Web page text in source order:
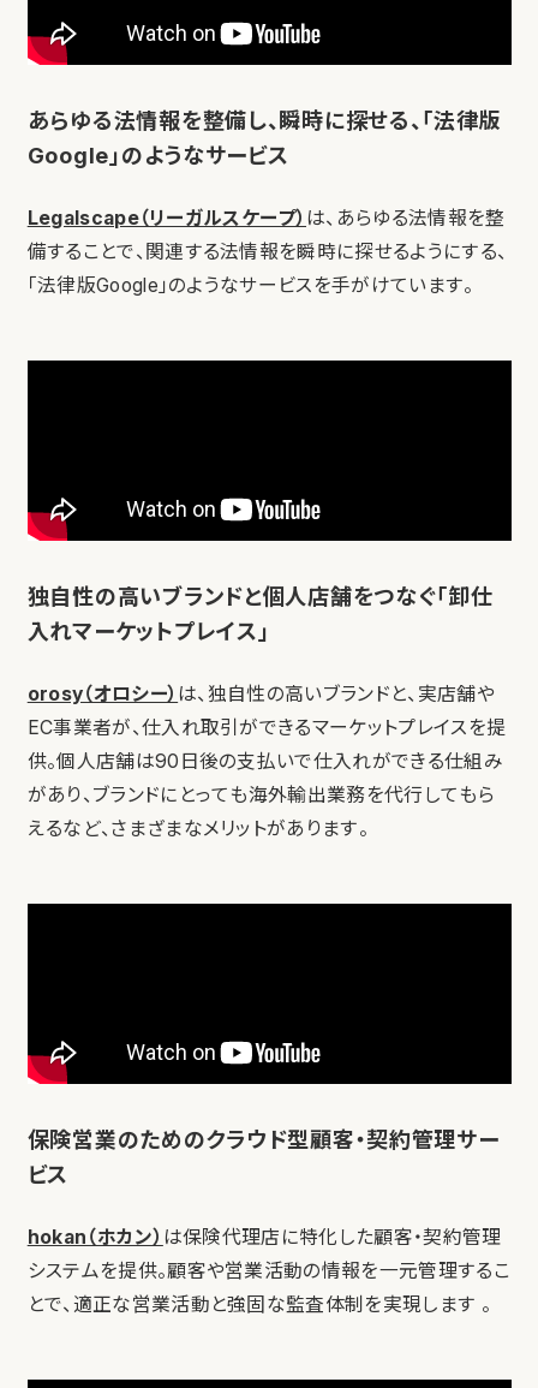
あらゆる法情報を整備し、瞬時に探せる、「法律版
Google」のようなサービス
Legalscape（リーガルスケープ） は、あらゆる法情報を整
備することで、関連する法情報を瞬時に探せるようにする、
「法律版Google」のようなサービスを手がけています。
独自性の高いブランドと個人店舗をつなぐ「卸仕
入れマーケットプレイス」
orosy（オロシー） は、独自性の高いブランドと、実店舗や
EC事業者が、仕入れ取引ができるマーケットプレイスを提
供。個人店舗は90日後の支払いで仕入れができる仕組み
があり、ブランドにとっても海外輸出業務を代行してもら
えるなど、さまざまなメリットがあります。
保険営業のためのクラウド型顧客・契約管理サー
ビス
hokan（ホカン） は保険代理店に特化した顧客・契約管理
システムを提供。顧客や営業活動の情報を一元管理するこ
とで、適正な営業活動と強固な監査体制を実現します 。